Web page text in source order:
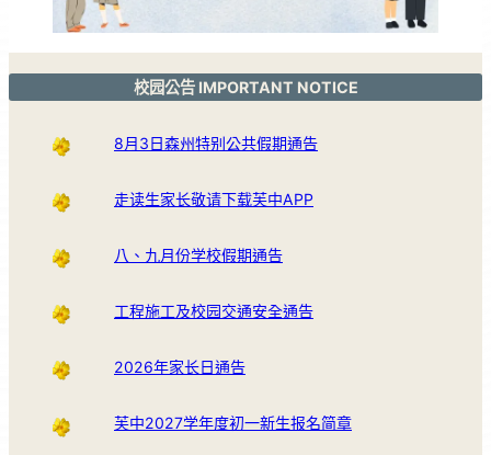
校园公告 IMPORTANT NOTICE
8月3日森州特别公共假期通告
走读生家长敬请下载芙中APP
八、九月份学校假期通告
工程施工及校园交通安全通告
2026年家长日通告
芙中2027学年度初一新生报名简章